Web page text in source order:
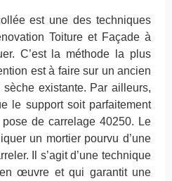
est une des techniques
Toiture et Façade à
C’est la méthode la plus
est à faire sur un ancien
existante. Par ailleurs,
le support soit parfaitement
pose de carrelage 40250. Le
un mortier pourvu d’une
Il s’agit d’une technique
œuvre et qui garantit une